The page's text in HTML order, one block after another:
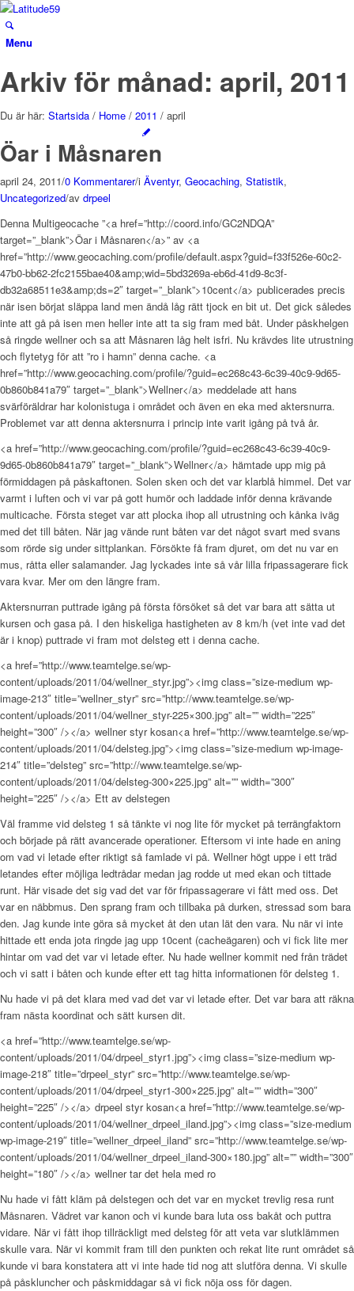
Menu
Arkiv för månad: april, 2011
Du är här: Startsida / Home / 2011 / april
Öar i Måsnaren
april 24, 2011/0 Kommentarer/i Äventyr, Geocaching, Statistik,
Uncategorized/av drpeel
Denna Multigeocache ”<a href=”http://coord.info/GC2NDQA”
target=”_blank”>Öar i Måsnaren</a>” av <a
href=”http://www.geocaching.com/profile/default.aspx?guid=f33f526e-60c2-
47b0-bb62-2fc2155bae40&amp;wid=5bd3269a-eb6d-41d9-8c3f-
db32a68511e3&amp;ds=2″ target=”_blank”>10cent</a> publicerades precis
när isen börjat släppa land men ändå låg rätt tjock en bit ut. Det gick således
inte att gå på isen men heller inte att ta sig fram med båt. Under påskhelgen
så ringde wellner och sa att Måsnaren låg helt isfri. Nu krävdes lite utrustning
och flytetyg för att ”ro i hamn” denna cache. <a
href=”http://www.geocaching.com/profile/?guid=ec268c43-6c39-40c9-9d65-
0b860b841a79″ target=”_blank”>Wellner</a> meddelade att hans
svärföräldrar har kolonistuga i området och även en eka med aktersnurra.
Problemet var att denna aktersnurra i princip inte varit igång på två år.
<a href=”http://www.geocaching.com/profile/?guid=ec268c43-6c39-40c9-
9d65-0b860b841a79″ target=”_blank”>Wellner</a> hämtade upp mig på
förmiddagen på påskaftonen. Solen sken och det var klarblå himmel. Det var
varmt i luften och vi var på gott humör och laddade inför denna krävande
multicache. Första steget var att plocka ihop all utrustning och kånka iväg
med det till båten. När jag vände runt båten var det något svart med svans
som rörde sig under sittplankan. Försökte få fram djuret, om det nu var en
mus, råtta eller salamander. Jag lyckades inte så vår lilla fripassagerare fick
vara kvar. Mer om den längre fram.
Aktersnurran puttrade igång på första försöket så det var bara att sätta ut
kursen och gasa på. I den hiskeliga hastigheten av 8 km/h (vet inte vad det
är i knop) puttrade vi fram mot delsteg ett i denna cache.
<a href=”http://www.teamtelge.se/wp-
content/uploads/2011/04/wellner_styr.jpg”><img class=”size-medium wp-
image-213″ title=”wellner_styr” src=”http://www.teamtelge.se/wp-
content/uploads/2011/04/wellner_styr-225×300.jpg” alt=”” width=”225″
height=”300″ /></a> wellner styr kosan<a href=”http://www.teamtelge.se/wp-
content/uploads/2011/04/delsteg.jpg”><img class=”size-medium wp-image-
214″ title=”delsteg” src=”http://www.teamtelge.se/wp-
content/uploads/2011/04/delsteg-300×225.jpg” alt=”” width=”300″
height=”225″ /></a> Ett av delstegen
Väl framme vid delsteg 1 så tänkte vi nog lite för mycket på terrängfaktorn
och började på rätt avancerade operationer. Eftersom vi inte hade en aning
om vad vi letade efter riktigt så famlade vi på. Wellner högt uppe i ett träd
letandes efter möjliga ledtrådar medan jag rodde ut med ekan och tittade
runt. Här visade det sig vad det var för fripassagerare vi fått med oss. Det
var en näbbmus. Den sprang fram och tillbaka på durken, stressad som bara
den. Jag kunde inte göra så mycket åt den utan lät den vara. Nu när vi inte
hittade ett enda jota ringde jag upp 10cent (cacheägaren) och vi fick lite mer
hintar om vad det var vi letade efter. Nu hade wellner kommit ned från trädet
och vi satt i båten och kunde efter ett tag hitta informationen för delsteg 1.
Nu hade vi på det klara med vad det var vi letade efter. Det var bara att räkna
fram nästa koordinat och sätt kursen dit.
<a href=”http://www.teamtelge.se/wp-
content/uploads/2011/04/drpeel_styr1.jpg”><img class=”size-medium wp-
image-218″ title=”drpeel_styr” src=”http://www.teamtelge.se/wp-
content/uploads/2011/04/drpeel_styr1-300×225.jpg” alt=”” width=”300″
height=”225″ /></a> drpeel styr kosan<a href=”http://www.teamtelge.se/wp-
content/uploads/2011/04/wellner_drpeel_iland.jpg”><img class=”size-medium
wp-image-219″ title=”wellner_drpeel_iland” src=”http://www.teamtelge.se/wp-
content/uploads/2011/04/wellner_drpeel_iland-300×180.jpg” alt=”” width=”300″
height=”180″ /></a> wellner tar det hela med ro
Nu hade vi fått kläm på delstegen och det var en mycket trevlig resa runt
Måsnaren. Vädret var kanon och vi kunde bara luta oss bakåt och puttra
vidare. När vi fått ihop tillräckligt med delsteg för att veta var slutklämmen
skulle vara. När vi kommit fram till den punkten och rekat lite runt området så
kunde vi bara konstatera att vi inte hade tid nog att slutföra denna. Vi skulle
på påskluncher och påskmiddagar så vi fick nöja oss för dagen.